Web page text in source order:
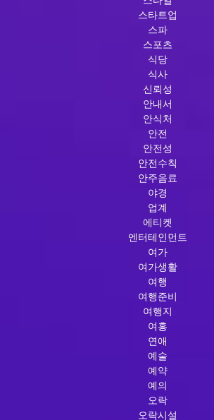
스타트업
스파
스포츠
식당
식사
신뢰성
안내서
안식처
안전
안전성
안전수칙
안주음료
야경
업계
에티켓
엔터테인먼트
여가
여가생활
여행
여행준비
여행지
여흥
연애
예술
예약
예의
오락
오락시설